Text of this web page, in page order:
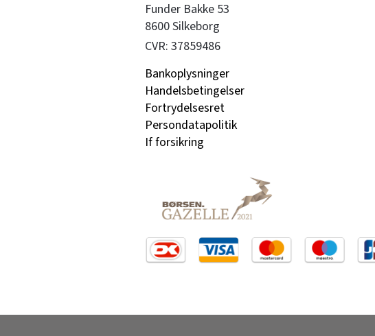
Funder Bakke 53
8600 Silkeborg
CVR: 37859486
Bankoplysninger
Handelsbetingelser
Fortrydelsesret
Persondatapolitik
If forsikring